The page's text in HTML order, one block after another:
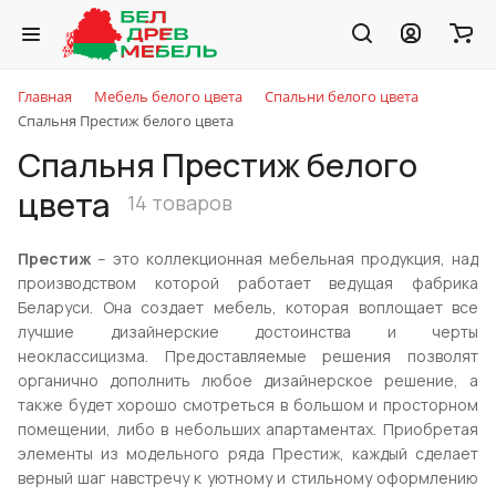
Главная Мебель белого цвета
Спальни белого цвета
Спальня Престиж белого цвета
Спальня Престиж белого
цвета
14 товаров
Престиж – это коллекционная мебельная продукция, над
производством которой работает ведущая фабрика
Беларуси. Она создает мебель, которая воплощает все
лучшие дизайнерские достоинства и черты
неоклассицизма. Предоставляемые решения позволят
органично дополнить любое дизайнерское решение, а
также будет хорошо смотреться в большом и просторном
помещении, либо в небольших апартаментах. Приобретая
элементы из модельного ряда Престиж, каждый сделает
верный шаг навстречу к уютному и стильному оформлению